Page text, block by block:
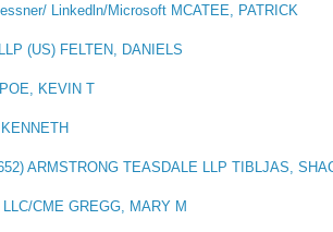
Linkedln/Microsoft MCATEE, PATRICK
(US) FELTEN, DANIELS
KEVIN T
ARMSTRONG TEASDALE LLP TIBLJAS,
CME GREGG, MARY M